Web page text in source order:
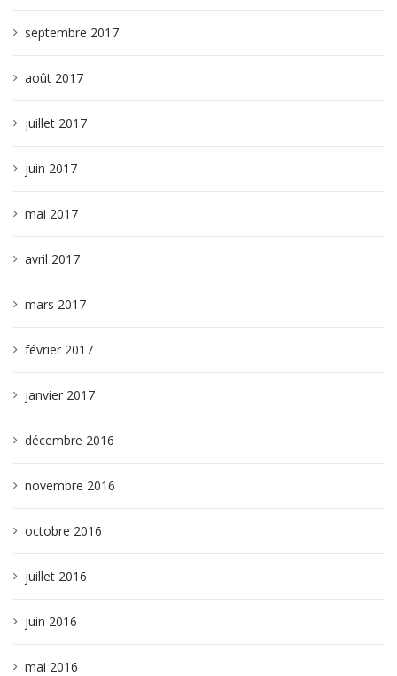
septembre 2017
août 2017
juillet 2017
juin 2017
mai 2017
avril 2017
mars 2017
février 2017
janvier 2017
décembre 2016
novembre 2016
octobre 2016
juillet 2016
juin 2016
mai 2016